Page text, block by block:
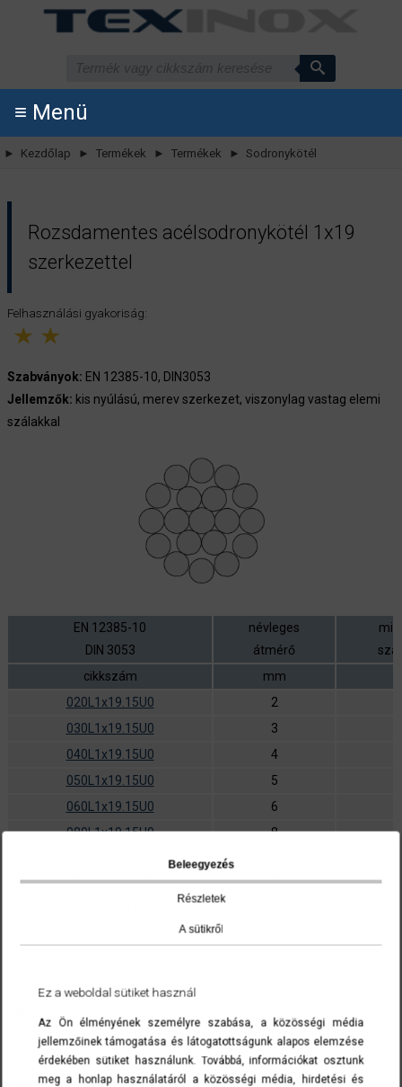
≡ Menü
► Kezdőlap ► Termékek ► Termékek ► Sodronykötél
Rozsdamentes acélsodronykötél 1x19
szerkezettel
Felhasználási gyakoriság:
Szabványok: EN 12385-10, DIN3053
Jellemzők: kis nyúlású, merev szerkezet, viszonylag vastag elemi
szálakkal
EN 12385-10
DIN 3053
névleges
átmérő
cikkszám
mm
020L1x19.15U0
2
030L1x19.15U0
3
040L1x19.15U0
4
050L1x19.15U0
5
060L1x19.15U0
6
080L1x19.15U0
8
120L1x19.15U0
12
- a megadott értékekhez képest a különböző gyártóknál eltérések
lehetségesek
- szakítóerők vonatkozásában a tényleges szakítóerő meghaladja a
Beleegyezés
Részletek
A sütikről
Ez a weboldal sütiket használ
Az Ön élményének személyre szabása, a közösségi média
jellemzőinek támogatása és látogatottságunk alapos elemzése
érdekében sütiket használunk. Továbbá, információkat osztunk
meg a honlap használatáról a közösségi média, hirdetési és